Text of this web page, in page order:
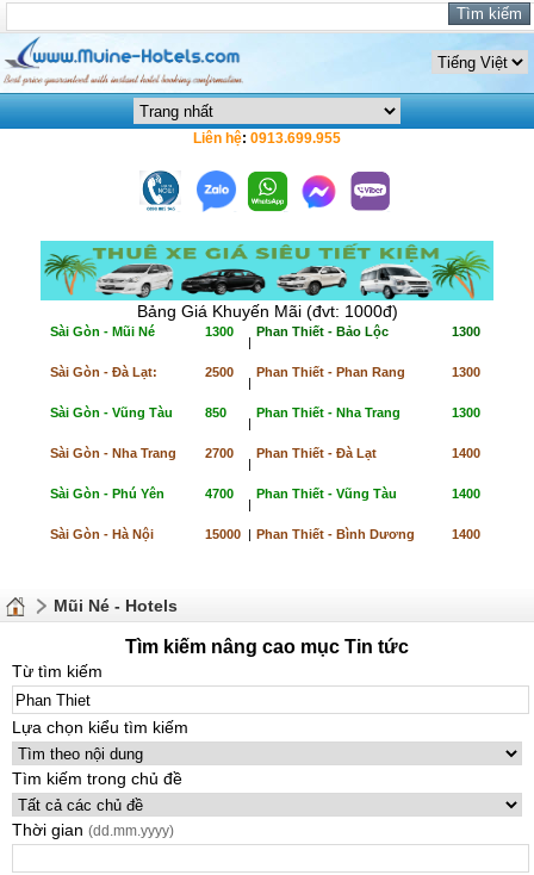
Liên hệ: 0913.699.955
Bảng Giá Khuyến Mãi (đvt: 1000đ)
Sài Gòn - Mũi Né 1300
|
Phan Thiết - Bảo Lộc 1300
Sài Gòn - Đà Lạt: 2500
|
Phan Thiết - Phan Rang 1300
Sài Gòn - Vũng Tàu 850
|
Phan Thiết - Nha Trang 1300
Sài Gòn - Nha Trang 2700
|
Phan Thiết - Đà Lạt 1400
Sài Gòn - Phú Yên 4700
|
Phan Thiết - Vũng Tàu 1400
Sài Gòn - Hà Nội 15000 | Phan Thiết - Bình Dương 1400
Mũi Né - Hotels
Tìm kiếm nâng cao mục Tin tức
Từ tìm kiếm
Lựa chọn kiểu tìm kiếm
Tìm kiếm trong chủ đề
Thời gian (dd.mm.yyyy)